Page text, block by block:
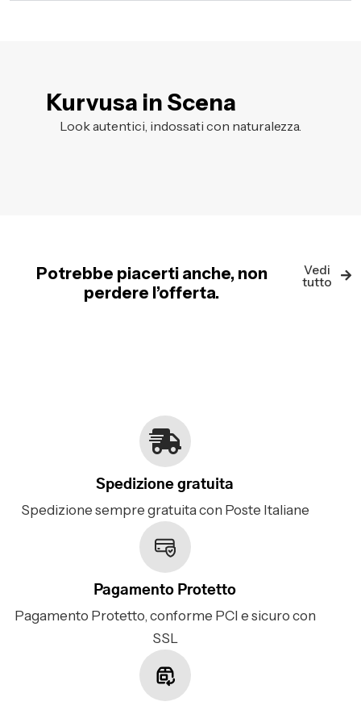
Kurvusa in Scena
Look autentici, indossati con naturalezza.
Potrebbe piacerti anche, non
perdere l’offerta.
Vedi
tutto
Spedizione gratuita
Spedizione sempre gratuita con Poste Italiane
Pagamento Protetto
Pagamento Protetto, conforme PCI e sicuro con
SSL